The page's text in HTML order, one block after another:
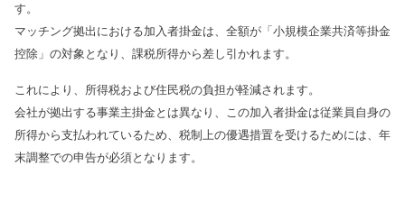
す。
マッチング拠出における加入者掛金は、全額が「小規模企業共済等掛金
控除」の対象となり、課税所得から差し引かれます。
これにより、所得税および住民税の負担が軽減されます。
会社が拠出する事業主掛金とは異なり、この加入者掛金は従業員自身の
所得から支払われているため、税制上の優遇措置を受けるためには、年
末調整での申告が必須となります。